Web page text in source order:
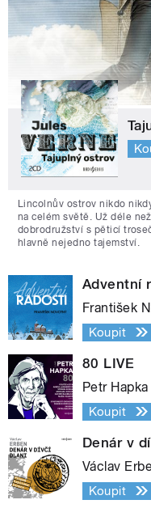
Lincolnův ostrov nikdo
na celém světě. Už déle
dobrodružství s pěticí
hlavně nejedno tajemství.
Adventní
František
Koupit
80 LIVE
Petr Hapka
Koupit
Denár v
Václav
Koupit